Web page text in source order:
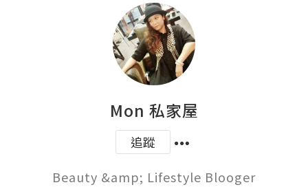
Mon 私家屋
追蹤
Beauty &amp; Lifestyle Blooger